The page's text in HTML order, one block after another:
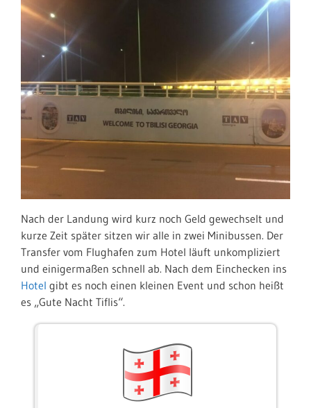
Nach der Landung wird kurz noch Geld gewechselt und
kurze Zeit später sitzen wir alle in zwei Minibussen. Der
Transfer vom Flughafen zum Hotel läuft unkompliziert
und einigermaßen schnell ab. Nach dem Einchecken ins
Hotel gibt es noch einen kleinen Event und schon heißt
es „Gute Nacht Tiflis“.